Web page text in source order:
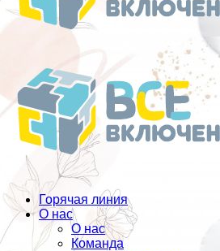
Горячая линия
О нас
О нас
Команда